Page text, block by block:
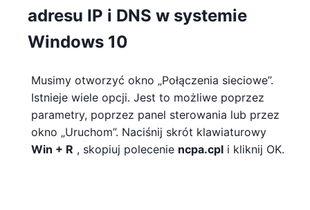
adresu IP i DNS w systemie
Windows 10
Musimy otworzyć okno „Połączenia sieciowe”.
Istnieje wiele opcji. Jest to możliwe poprzez
parametry, poprzez panel sterowania lub przez
okno „Uruchom”. Naciśnij skrót klawiaturowy
Win + R , skopiuj polecenie ncpa.cpl i kliknij OK.